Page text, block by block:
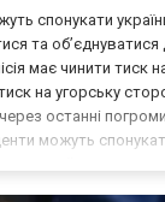
спонукати
та об’єднуватися
має чинити тиск
на угорську
останні
можуть